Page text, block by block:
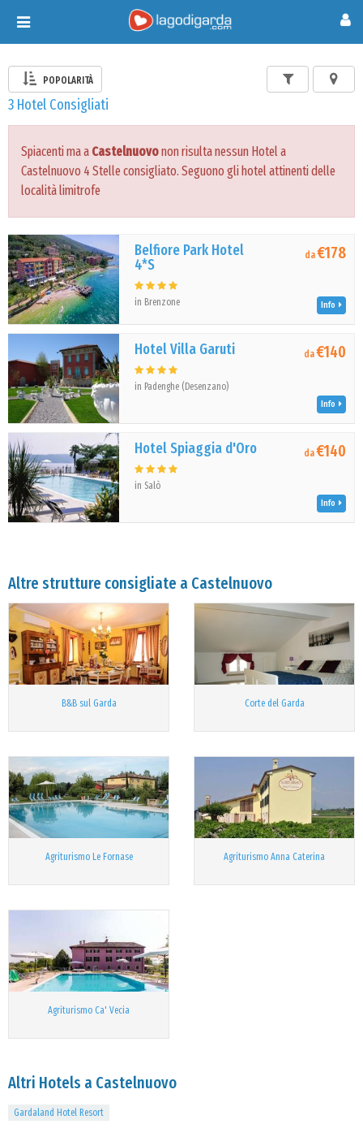
Toggle
navigation
POPOLARITÀ
3 Hotel Consigliati
Spiacenti ma a Castelnuovonon risulta nessun Hotel a
Castelnuovo 4 Stelle consigliato. Seguono gli hotel attinenti delle
località limitrofe
Belfiore Park Hotel
4*S
in Brenzone
da€178
Info
Hotel Villa Garuti
in Padenghe (Desenzano)
da€140
Info
Hotel Spiaggia d'Oro
in Salò
da€140
Info
Altre strutture consigliate a Castelnuovo
B&B sul Garda Corte del Garda
Agriturismo Le Fornase Agriturismo Anna Caterina
Agriturismo Ca' Vecia
Altri Hotels a Castelnuovo
Gardaland Hotel Resort